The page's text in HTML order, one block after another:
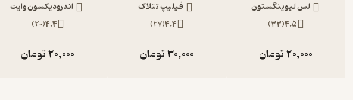
لس لیوینگستون‮‬ ‫
4.5
(
33
)
20,000تومان
فیلیپ تتلاک
4.4
(
27
)
30,000تومان
اندرودیکسون وایت
4.4
(
20
)
20,000تومان